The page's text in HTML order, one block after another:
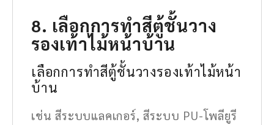
8. เลือกการทำสีตู้ชั้นวาง
รองเท้าไม้หน้าบ้าน
เลือกการทำสีตู้ชั้นวางรองเท้าไม้หน้า
บ้าน
เช่น สีระบบแลคเกอร์, สีระบบ PU-โพลียูรี